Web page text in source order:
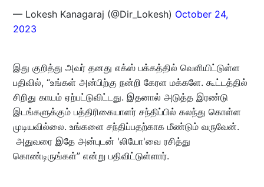
— Lokesh Kanagaraj (@Dir_Lokesh) October 24,
2023
இது குறித்து அவர் தனது எக்ஸ் பக்கத்தில் வெளியிட்டுள்ள
பதிவில், “உங்கள் அன்பிற்கு நன்றி கேரள மக்களே. கூட்டத்தில்
சிறிது காயம் ஏற்பட்டுவிட்டது. இதனால் அடுத்த இரண்டு
இடங்களுக்கும் பத்திரிகையாளர் சந்திப்பில் கலந்து கொள்ள
முடியவில்லை. உங்களை சந்திப்பதற்காக மீண்டும் வருவேன்.
அதுவரை இதே அன்புடன் 'லியோ'வை ரசித்து
கொண்டிருங்கள்” என்று பதிவிட்டுள்ளார்.